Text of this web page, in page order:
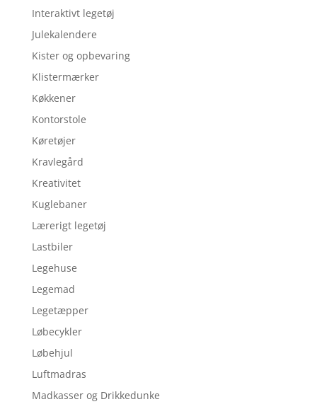
Interaktivt legetøj
Julekalendere
Kister og opbevaring
Klistermærker
Køkkener
Kontorstole
Køretøjer
Kravlegård
Kreativitet
Kuglebaner
Lærerigt legetøj
Lastbiler
Legehuse
Legemad
Legetæpper
Løbecykler
Løbehjul
Luftmadras
Madkasser og Drikkedunke